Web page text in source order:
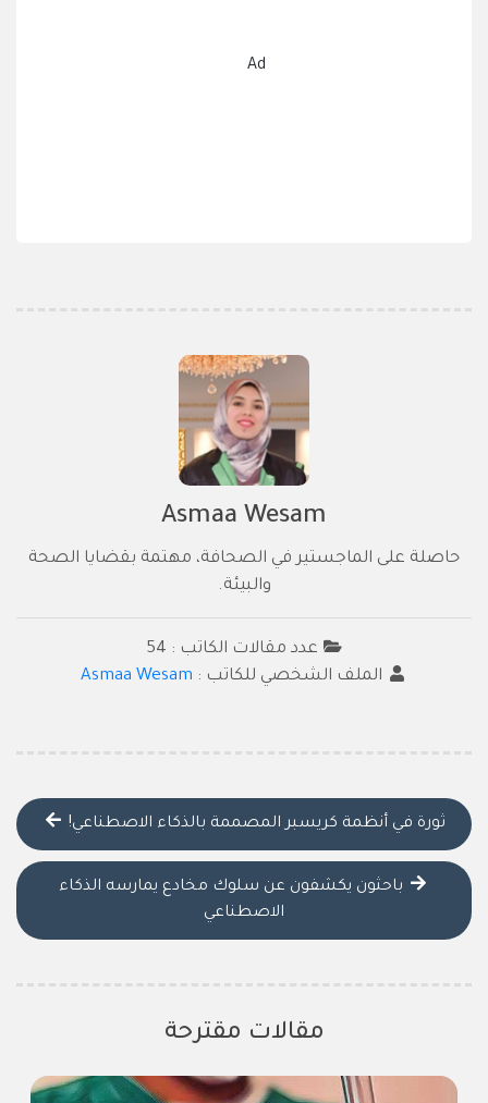
Ad
Asmaa Wesam
حاصلة على الماجستير في الصحافة، مهتمة بقضايا الصحة
والبيئة.
عدد مقالات الكاتب : 54
الملف الشخصي للكاتب : Asmaa Wesam
ثورة في أنظمة كريسبر المصممة بالذكاء الاصطناعي!
باحثون يكشفون عن سلوك مخادع يمارسه الذكاء
الاصطناعي
مقالات مقترحة